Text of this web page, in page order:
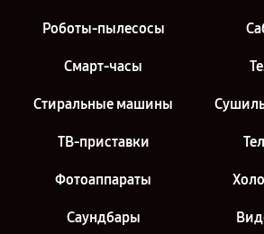
Роботы-пылесосы
Смарт-часы
Стиральные машины
ТВ-приставки
Фотоаппараты
Саундбары